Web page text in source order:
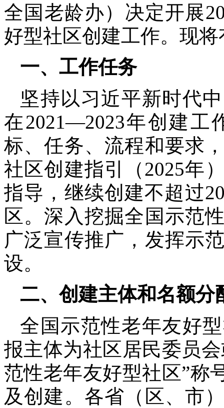
全国老龄办）决定开展
好型社区创建工作。现
一、工作任务
坚持以习近平新时代
在2021—2023年创建工
标、任务、流程和要求
社区创建指引（2025年
指导，继续创建不超过
区。深入挖掘全国示范
广泛宣传推广，发挥示
设。
二、创建主体和名额分
全国示范性老年友好
报主体为社区居民委员
范性老年友好型社区”称
及创建。各省（区、市